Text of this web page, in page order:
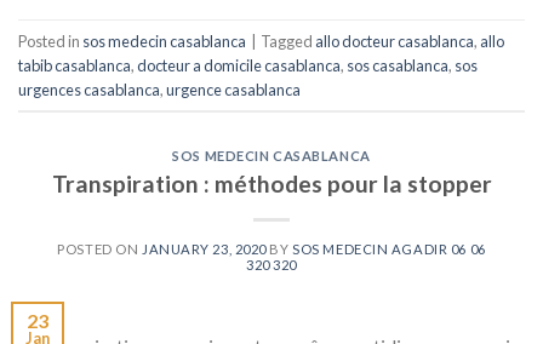
Posted in sos medecin casablanca Tagged allo docteur casablanca, allo
tabib casablanca,docteur a domicile casablanca, sos casablanca, sos
urgences casablanca,urgence casablanca
SOS MEDECIN CASABLANCA
Transpiration : méthodes pour la stopper
POSTED ON JANUARY 23, 2020BYSOS MEDECIN AGADIR 06 06
320 320
23
Jan